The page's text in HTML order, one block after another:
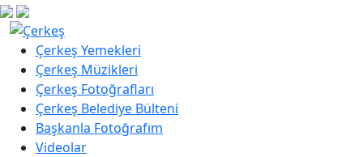
Çerkeş Yemekleri
Çerkeş Müzikleri
Çerkeş Fotoğrafları
Çerkeş Belediye Bülteni
Başkanla Fotoğrafım
Videolar